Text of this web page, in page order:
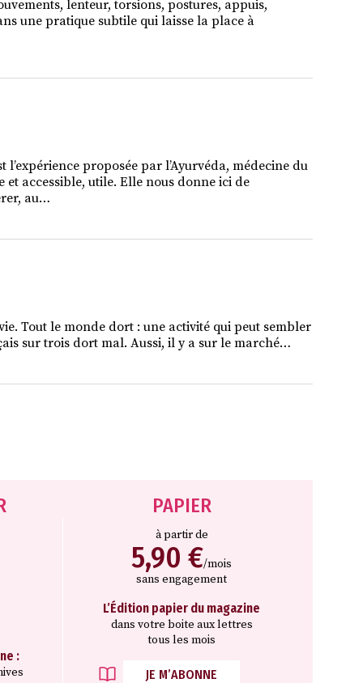
lenteur, torsions, postures, appuis,
une pratique subtile qui laisse la place à
proposée par l’Ayurvéda, médecine du
accessible, utile. Elle nous donne ici de
au…
Tout le monde dort : une activité qui peut sembler
sur trois dort mal. Aussi, il y a sur le marché…
:
PAPIER
à partir de
5,90 €/mois
sans engagement
L’Édition papier du magazine
dans votre boite aux lettres
tous les mois
JE M’ABONNE